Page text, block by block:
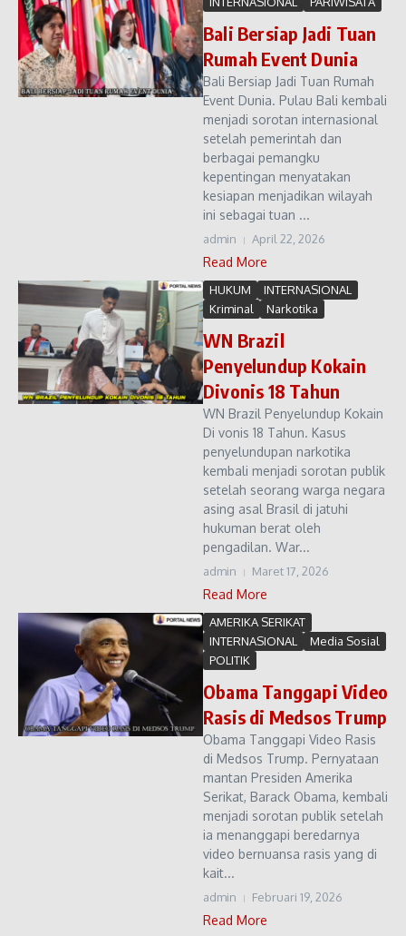
Bali Bersiap Jadi Tuan
Rumah Event Dunia
Bali Bersiap Jadi Tuan Rumah
Event Dunia. Pulau Bali kembali
menjadi sorotan internasional
setelah pemerintah dan
berbagai pemangku
kepentingan menyatakan
kesiapan menjadikan wilayah
ini sebagai tuan ...
admin April 22, 2026
Read More
HUKUM
INTERNASIONAL
Kriminal
Narkotika
WN Brazil
Penyelundup Kokain
Divonis 18 Tahun
WN Brazil Penyelundup Kokain
Di vonis 18 Tahun. Kasus
penyelundupan narkotika
kembali menjadi sorotan publik
setelah seorang warga negara
asing asal Brasil di jatuhi
hukuman berat oleh
pengadilan. War...
admin Maret 17, 2026
Read More
AMERIKA SERIKAT
INTERNASIONAL
Media Sosial
POLITIK
Obama Tanggapi Video
Rasis di Medsos Trump
Obama Tanggapi Video Rasis
di Medsos Trump. Pernyataan
mantan Presiden Amerika
Serikat, Barack Obama, kembali
menjadi sorotan publik setelah
ia menanggapi beredarnya
video bernuansa rasis yang di
kait...
admin Februari 19, 2026
Read More